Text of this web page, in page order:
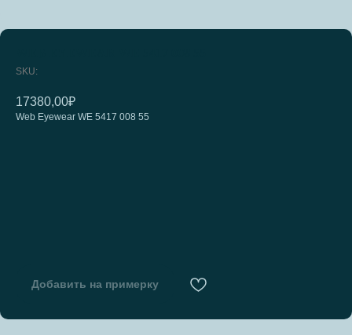
SKU:
17380,00₽
Добавить на примерку
Web Eyewear WE 5417 008 55